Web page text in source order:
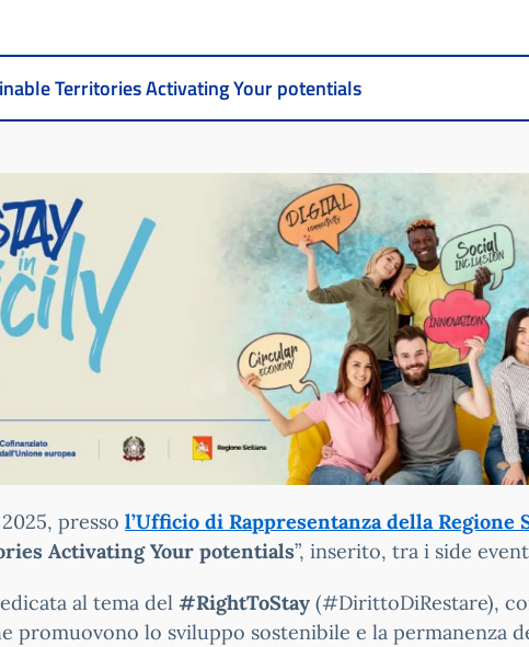
Territories Activating Your potentials
presso l’Ufficio di Rappresentanza della Regione
Activating Your potentials”, inserito, tra i side
al tema del #RightToStay (#DirittoDiRestare),
promuovono lo sviluppo sostenibile e la permanenza